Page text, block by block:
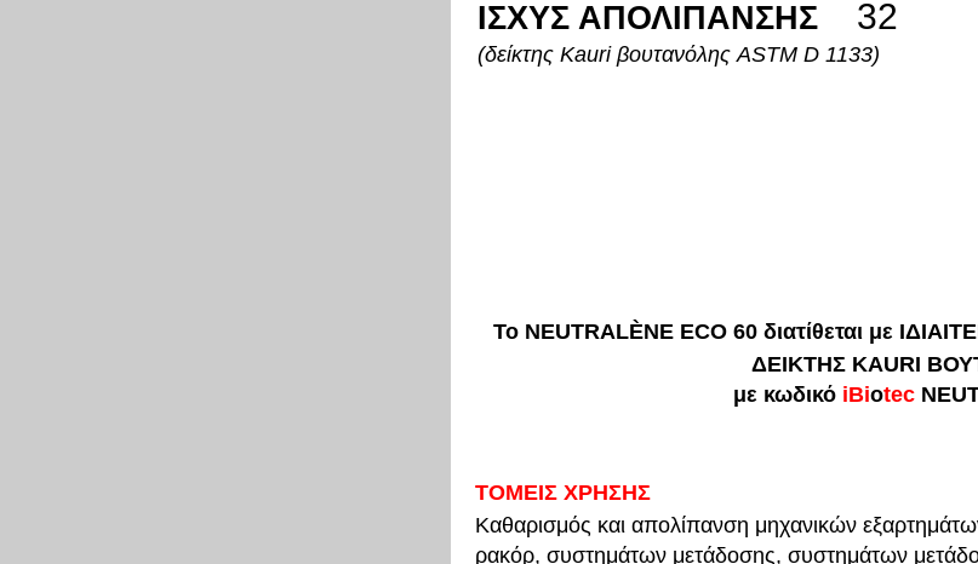
ΙΣΧΥΣ ΑΠΟΛΙΠΑΝΣΗΣ 32
(δείκτης Kauri βουτανόλης ASTM D 1133)
Το NEUTRALÈNE ECO 60 διατίθεται με
ΔΕΙΚΤΗΣ KAURI
με κωδικό iBiotec
ΤΟΜΕΙΣ ΧΡΗΣΗΣ
Καθαρισμός και απολίπανση μηχανικών
ρακόρ, συστημάτων μετάδοσης, συστημάτων